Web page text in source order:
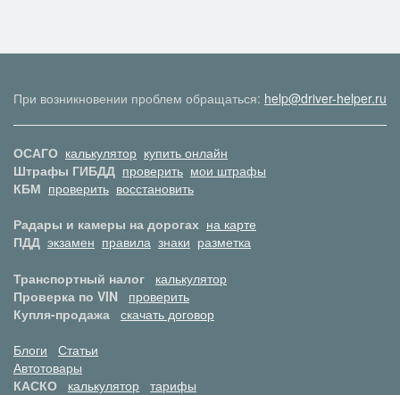
При возникновении проблем обращаться: help@driver-helper.ru
ОСАГО калькулятор купить онлайн
Штрафы ГИБДД проверить мои штрафы
КБМ проверить восстановить
Радары и камеры на дорогах на карте
ПДД экзамен правила знаки разметка
Транспортный налог
калькулятор
Проверка по VIN
проверить
Купля-продажа скачать договор
Блоги
Статьи
Автотовары
КАСКО
калькулятор тарифы